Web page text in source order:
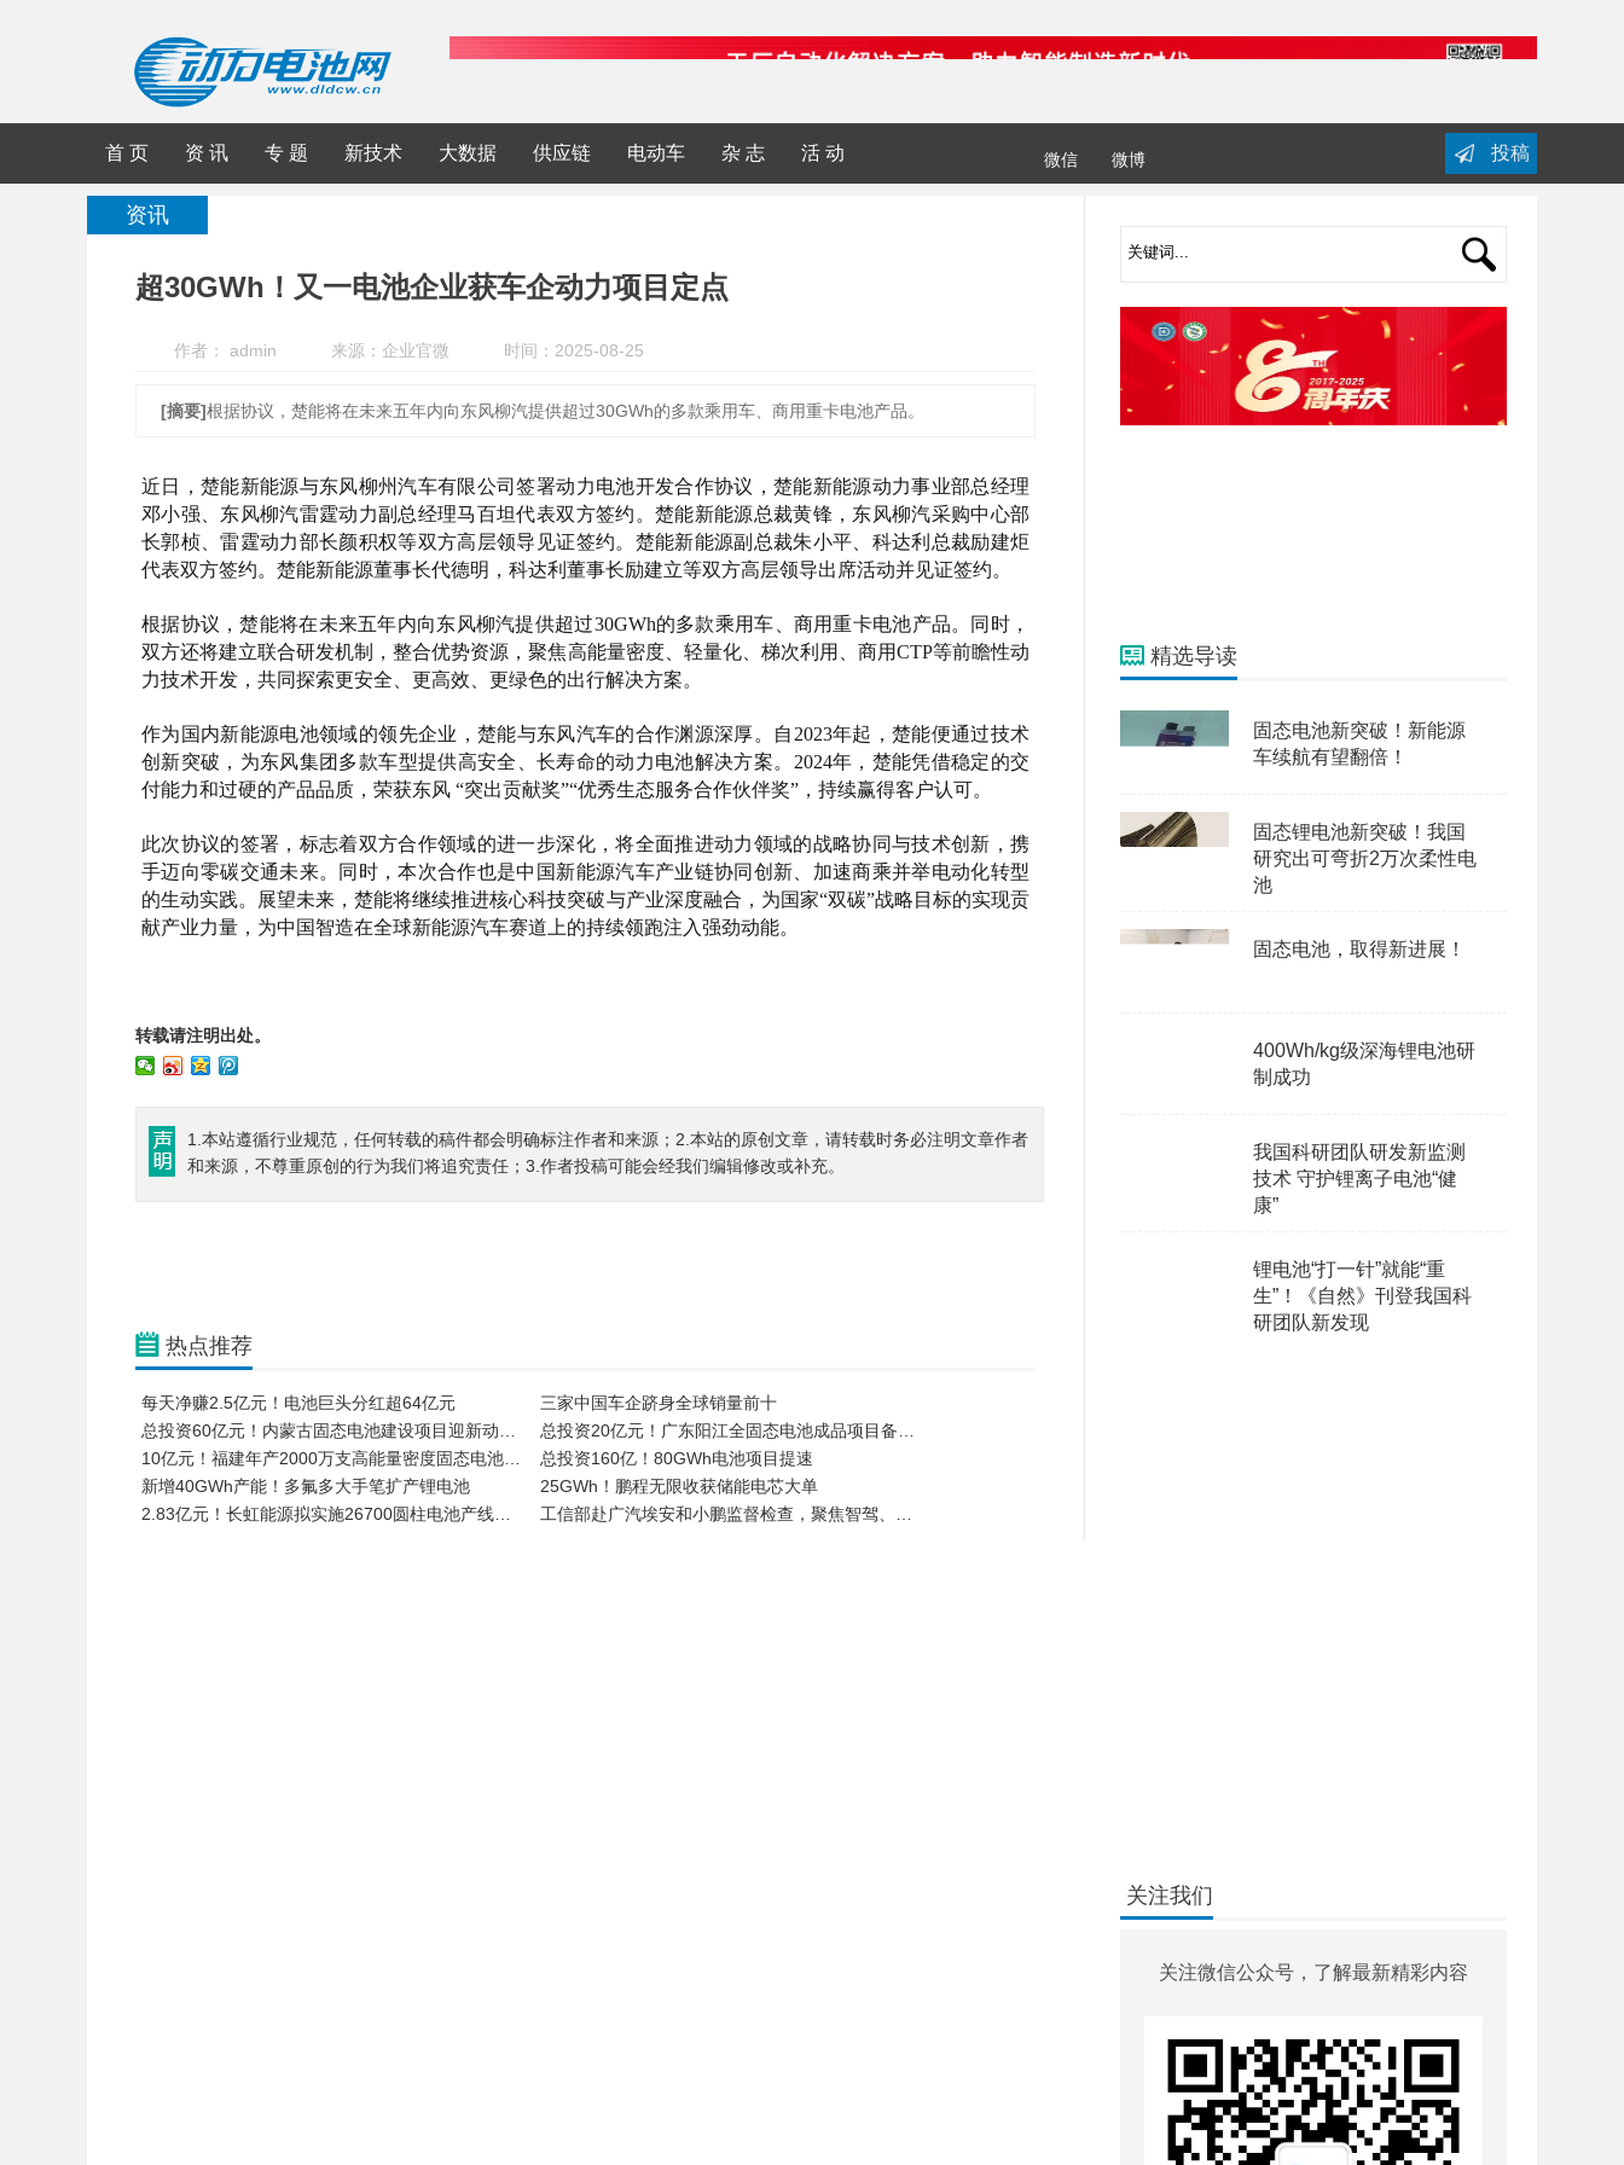
首 页 资 讯 专 题 新技术 大数据 供应链 电动车 杂 志 活 动 微信 微博 投稿
资讯
超30GWh！又一电池企业获车企动力项目定点
作者： admin 来源：企业官微 时间：2025-08-25
[摘要]根据协议，楚能将在未来五年内向东风柳汽提供超过30GWh的多款乘用车、商用重卡电池产品。
近日，楚能新能源与东风柳州汽车有限公司签署动力电池开发合作协议，楚能新能源动力事业部总经理
邓小强、东风柳汽雷霆动力副总经理马百坦代表双方签约。楚能新能源总裁黄锋，东风柳汽采购中心部
长郭桢、雷霆动力部长颜积权等双方高层领导见证签约。楚能新能源副总裁朱小平、科达利总裁励建炬
代表双方签约。楚能新能源董事长代德明，科达利董事长励建立等双方高层领导出席活动并见证签约。
根据协议，楚能将在未来五年内向东风柳汽提供超过30GWh的多款乘用车、商用重卡电池产品。同时，
双方还将建立联合研发机制，整合优势资源，聚焦高能量密度、轻量化、梯次利用、商用CTP等前瞻性动
力技术开发，共同探索更安全、更高效、更绿色的出行解决方案。
作为国内新能源电池领域的领先企业，楚能与东风汽车的合作渊源深厚。自2023年起，楚能便通过技术
创新突破，为东风集团多款车型提供高安全、长寿命的动力电池解决方案。2024年，楚能凭借稳定的交
付能力和过硬的产品品质，荣获东风 “突出贡献奖”“优秀生态服务合作伙伴奖”，持续赢得客户认可。
此次协议的签署，标志着双方合作领域的进一步深化，将全面推进动力领域的战略协同与技术创新，携
手迈向零碳交通未来。同时，本次合作也是中国新能源汽车产业链协同创新、加速商乘并举电动化转型
的生动实践。展望未来，楚能将继续推进核心科技突破与产业深度融合，为国家“双碳”战略目标的实现贡
献产业力量，为中国智造在全球新能源汽车赛道上的持续领跑注入强劲动能。
转载请注明出处。
1.本站遵循行业规范，任何转载的稿件都会明确标注作者和来源；2.本站的原创文章，请转载时务必注明文章作者
和来源，不尊重原创的行为我们将追究责任；3.作者投稿可能会经我们编辑修改或补充。
热点推荐
每天净赚2.5亿元！电池巨头分红超64亿元
三家中国车企跻身全球销量前十
总投资60亿元！内蒙古固态电池建设项目迎新动…
总投资20亿元！广东阳江全固态电池成品项目备…
10亿元！福建年产2000万支高能量密度固态电池…
总投资160亿！80GWh电池项目提速
新增40GWh产能！多氟多大手笔扩产锂电池
25GWh！鹏程无限收获储能电芯大单
2.83亿元！长虹能源拟实施26700圆柱电池产线…
工信部赴广汽埃安和小鹏监督检查，聚焦智驾、…
精选导读
固态电池新突破！新能源
车续航有望翻倍！
固态锂电池新突破！我国
研究出可弯折2万次柔性电
池
固态电池，取得新进展！
400Wh/kg级深海锂电池研
制成功
我国科研团队研发新监测
技术 守护锂离子电池“健
康”
锂电池“打一针”就能“重
生”！《自然》刊登我国科
研团队新发现
关注我们
关注微信公众号，了解最新精彩内容